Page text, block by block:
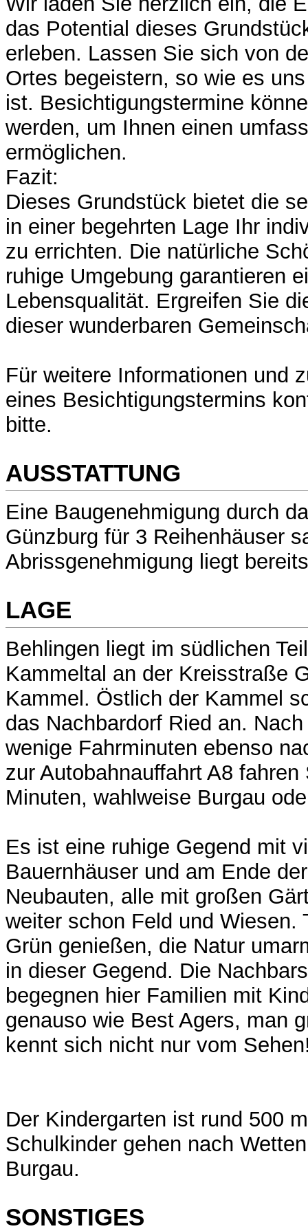
das Potential dieses
erleben. Lassen Sie sich von
Ortes begeistern, so wie es
ist. Besichtigungstermine
werden, um Ihnen einen
ermöglichen.
Fazit:
Dieses Grundstück bietet die
in einer begehrten Lage Ihr
zu errichten. Die natürliche
ruhige Umgebung garantieren
Lebensqualität. Ergreifen Sie
dieser wunderbaren
Für weitere Informationen und
eines Besichtigungstermins
bitte.
AUSSTATTUNG
Eine Baugenehmigung durch
Günzburg für 3 Reihenhäuser
Abrissgenehmigung liegt
LAGE
Behlingen liegt im südlichen
Kammeltal an der Kreisstraße
Kammel. Östlich der Kammel
das Nachbardorf Ried an.
wenige Fahrminuten ebenso
zur Autobahnauffahrt A8 fahren
Minuten, wahlweise Burgau
Es ist eine ruhige Gegend mit
Bauernhäuser und am Ende
Neubauten, alle mit großen
weiter schon Feld und Wiesen.
Grün genießen, die Natur
in dieser Gegend. Die
begegnen hier Familien mit
genauso wie Best Agers, man
kennt sich nicht nur vom
Der Kindergarten ist rund 500
Schulkinder gehen nach
Burgau.
SONSTIGES